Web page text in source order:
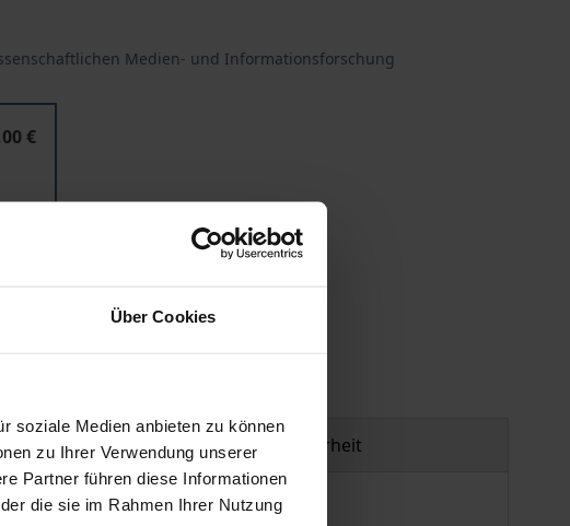
Über Cookies
soziale Medien anbieten zu können
zu Ihrer Verwendung unserer
Partner führen diese Informationen
die sie im Rahmen Ihrer Nutzung
Medien- und Informationsforschung
€
Produktsicherheit